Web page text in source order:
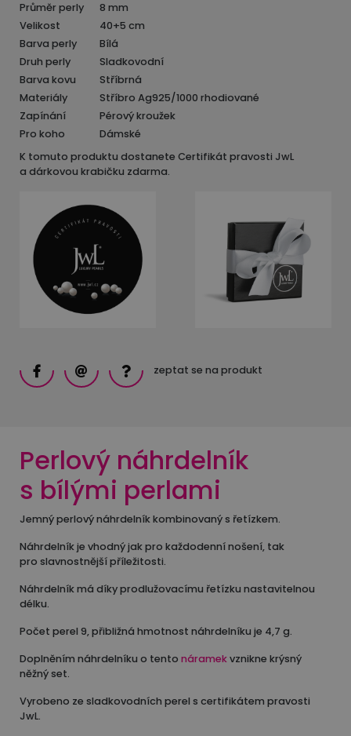
Průměr perly
8 mm
Velikost
40+5 cm
Barva perly
Bílá
Druh perly
Sladkovodní
Barva kovu
Stříbrná
Materiály
Stříbro Ag925/1000 rhodiované
Zapínání
Pérový kroužek
Pro koho
Dámské
K tomuto produktu dostanete Certifikát pravosti JwL
a dárkovou krabičku zdarma.
zeptat se na produkt
Perlový náhrdelník
s bílými perlami
Jemný perlový náhrdelník kombinovaný s řetízkem.
Náhrdelník je vhodný jak pro každodenní nošení, tak
pro slavnostnější příležitosti.
Náhrdelník má díky prodlužovacímu řetízku nastavitelnou
délku.
Počet perel 9, přibližná hmotnost náhrdelníku je 4,7 g.
Doplněním náhrdelníku o tento náramekvznikne krýsný
něžný set.
Vyrobeno ze sladkovodních perel s certifikátem pravosti
JwL.